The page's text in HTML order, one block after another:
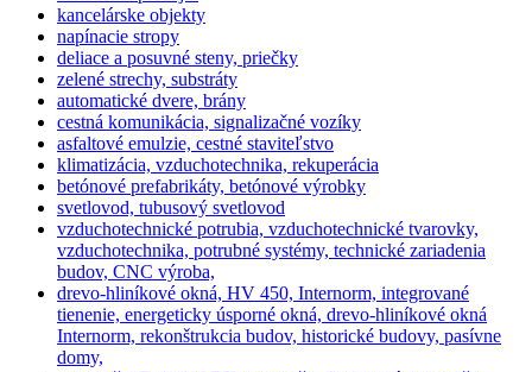
kancelárske objekty
napínacie stropy
deliace a posuvné steny, priečky
zelené strechy, substráty
automatické dvere, brány
cestná komunikácia, signalizačné vozíky
asfaltové emulzie, cestné staviteľstvo
klimatizácia, vzduchotechnika, rekuperácia
betónové prefabrikáty, betónové výrobky
svetlovod, tubusový svetlovod
vzduchotechnické potrubia, vzduchotechnické tvarovky,
vzduchotechnika, potrubné systémy, technické zariadenia
budov, CNC výroba,
drevo-hliníkové okná, HV 450, Internorm, integrované
tienenie, energeticky úsporné okná, drevo-hliníkové okná
Internorm, rekonštrukcia budov, historické budovy, pasívne
domy,